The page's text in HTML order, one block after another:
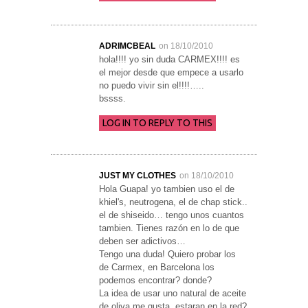
ADRIMCBEAL on 18/10/2010
hola!!!! yo sin duda CARMEX!!!! es
el mejor desde que empece a usarlo
no puedo vivir sin el!!!!…..
bssss.
LOG IN TO REPLY TO THIS
JUST MY CLOTHES on 18/10/2010
Hola Guapa! yo tambien uso el de
khiel's, neutrogena, el de chap stick..
el de shiseido… tengo unos cuantos
tambien. Tienes razón en lo de que
deben ser adictivos…
Tengo una duda! Quiero probar los
de Carmex, en Barcelona los
podemos encontrar? donde?
La idea de usar uno natural de aceite